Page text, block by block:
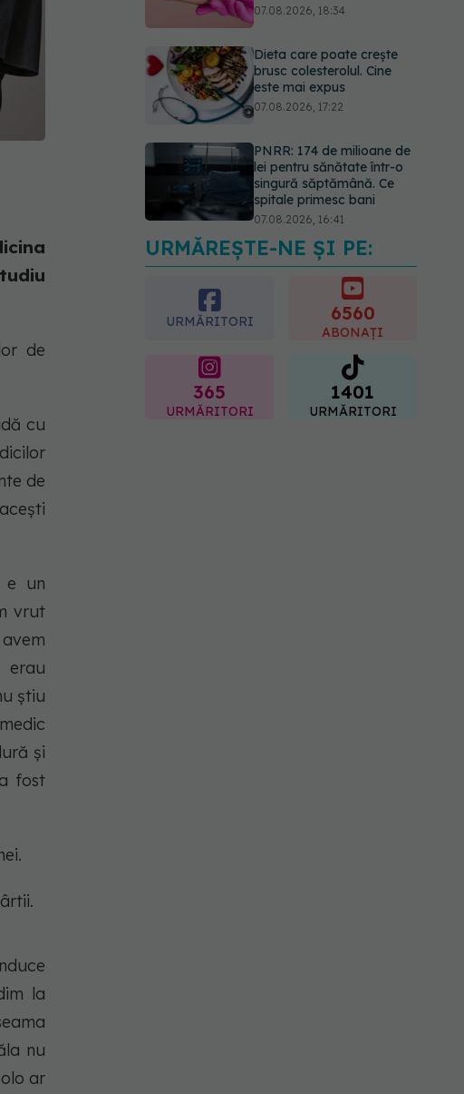
de
cu
de
e un
vrut
erau
știu
și
fost
la
nu
ar
07.08.2026, 18:34
Dieta care poate crește
brusc colesterolul. Cine
este mai expus
07.08.2026, 17:22
PNRR: 174 de milioane de
lei pentru sănătate într-o
singură săptămână. Ce
spitale primesc bani
07.08.2026, 16:41
Ce spune culoarea ta
preferată despre vârsta
pe care o ai. Care este
"codul cromatic" al
URMĂREȘTE-NE ȘI PE:
URMĂRITORI 6560
ABONAȚI
365
URMĂRITORI
1401
URMĂRITORI